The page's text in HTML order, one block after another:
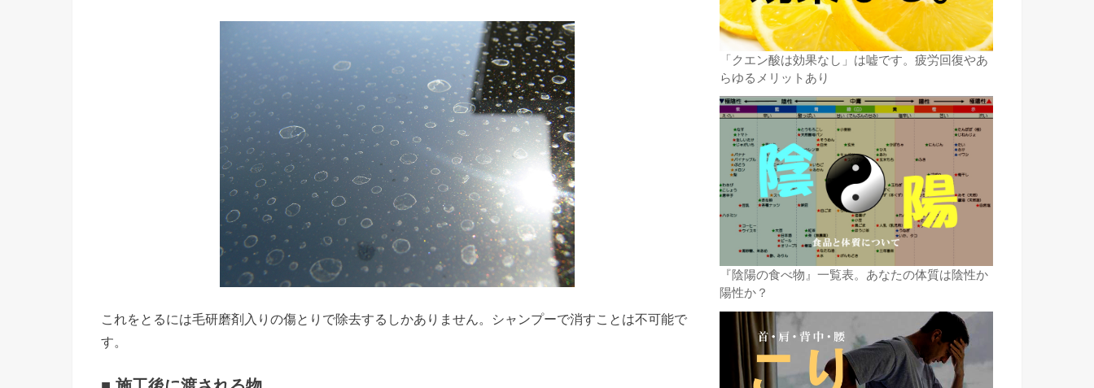
これをとるには毛研磨剤入りの傷とりで除去するしかありません。シャンプーで消すことは不可能で
す。
「クエン酸は効果なし」は嘘です。疲労回復やあ
らゆるメリットあり
『陰陽の食べ物』一覧表。あなたの体質は陰性か
陽性か？